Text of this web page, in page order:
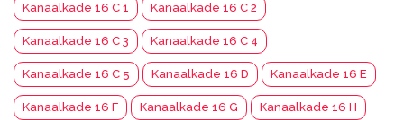
Kanaalkade 16 C 1 Kanaalkade 16 C 2
Kanaalkade 16 C 3 Kanaalkade 16 C 4
Kanaalkade 16 C 5 Kanaalkade 16 D Kanaalkade 16 E
Kanaalkade 16 F Kanaalkade 16 G Kanaalkade 16 H